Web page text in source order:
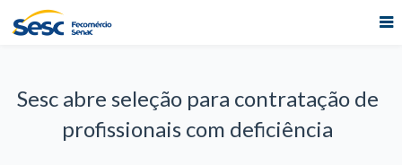
Sesc abre seleção para contratação de
profissionais com deficiência